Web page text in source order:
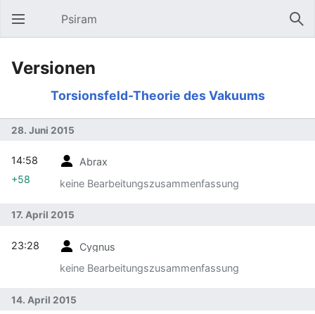
Hauptmenü öffnen Psiram
Versionen
Torsionsfeld-Theorie des Vakuums
28. Juni 2015
Abrax
keine Bearbeitungszusammenfassung
14:58
+58
17. April 2015
Cygnus
keine Bearbeitungszusammenfassung
23:28
14. April 2015